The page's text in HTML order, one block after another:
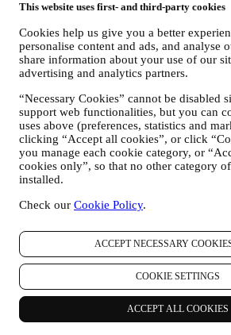
This website uses first- and third-party cookies
Cookies help us give you a better
personalise content and ads, and analyse
share information about your use of our
advertising and analytics partners.
“Necessary Cookies” cannot be disabled
support web functionalities, but you can
uses above (preferences, statistics and
clicking “Accept all cookies”, or click
you manage each cookie category, or
cookies only”, so that no other category
installed.
Check our Cookie Policy.
ACCEPT NECESSARY
COOKIE SETTINGS
ACCEPT ALL COOKIES
sobre novos produtos lançados, ofertas
de culinária, ou promoções especiais
Desativar: Se deseja, pode parar de receber
marketing, sem qualquer custo, através dos
como parte da comunicação (por exemplo,
subscrição da newsletter pode clicar no link
na parte inferior de cada e-mail). Em
algumas das nossas atividades de
e-mail paraprivacy@lecreuset.com. Vamos
mais rapidamente possível, mas em
receber mais algumas comunicações até
processado completamente.
Os seus dados estão sob seu controle
suas preferências a qualquer momento.
empresas terceiras para fins de marketing
Para qualquer informação ou para exercer
privacidade, envie um email para
informar qual é o problema e responderemos
Aviso de Privacidade completo Le Creuset
A Le Creuset está comprometida em